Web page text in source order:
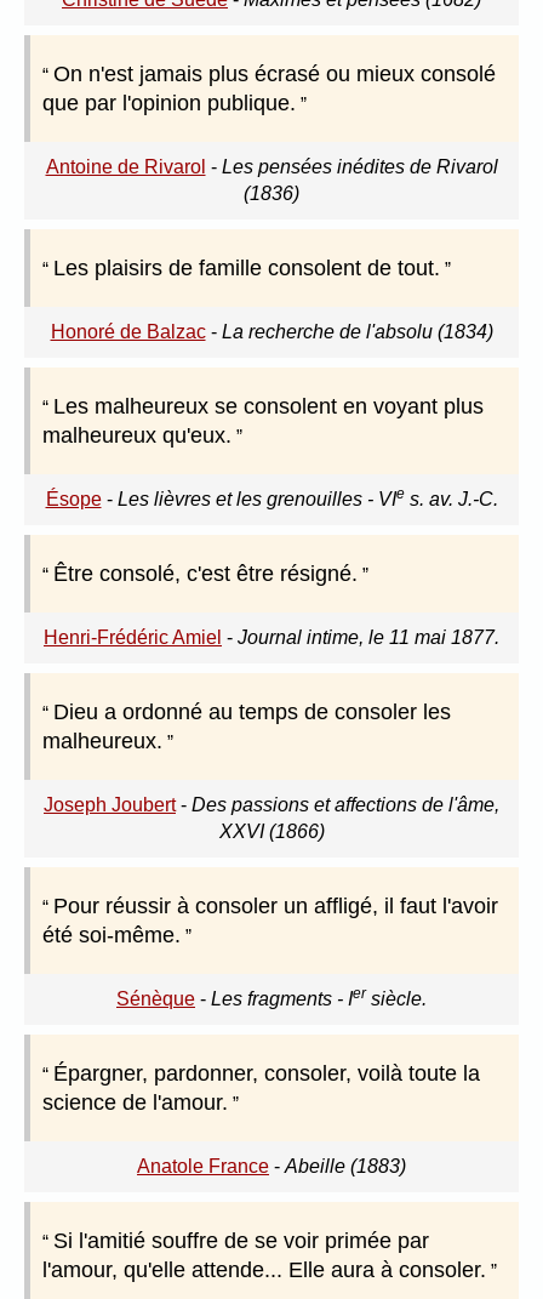
On n'est jamais plus écrasé ou mieux consolé
que par l'opinion publique.
Antoine de Rivarol - Les pensées inédites de Rivarol
(1836)
Les plaisirs de famille consolent de tout.
Honoré de Balzac- La recherche de l'absolu (1834)
Les malheureux se consolent en voyant plus
malheureux qu'eux.
Ésope- Les lièvres et les grenouilles - VIes. av. J.-C.
Être consolé, c'est être résigné.
Henri-Frédéric Amiel - Journal intime, le 11 mai 1877.
Dieu a ordonné au temps de consoler les
malheureux.
Joseph Joubert- Des passions et affections de l'âme,
XXVI (1866)
Pour réussir à consoler un affligé, il faut l'avoir
été soi-même.
Sénèque - Les fragments - Ier siècle.
Épargner, pardonner, consoler, voilà toute la
science de l'amour.
Anatole France - Abeille (1883)
Si l'amitié souffre de se voir primée par
l'amour, qu'elle attende... Elle aura à consoler.